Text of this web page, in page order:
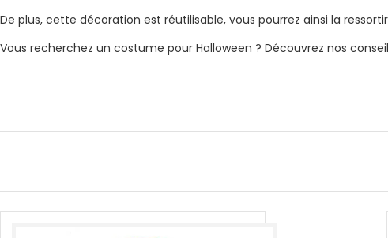
De plus, cette décoration est réutilisable, vous pourrez ainsi la
Vous recherchez un costume pour Halloween ? Découvrez nos